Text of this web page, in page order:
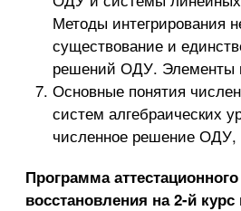
Методы
существование и
решений ОДУ. Элементы
Основные понятия
систем алгебраических
численное решение
Программа
восстановления на 2-й